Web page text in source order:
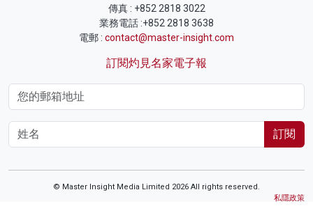
傳真 : +852 2818 3022
業務電話 :+852 2818 3638
電郵 : contact@master-insight.com
訂閱灼見名家電子報
訂閱
© Master Insight Media Limited 2026 All rights reserved.
私隱政策